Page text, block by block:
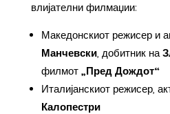
влијателни филмаџии:
Македонскиот режисер и
Манчевски, добитник на
филмот „Пред Дождот“
Италијанскиот режисер,
Калопестри